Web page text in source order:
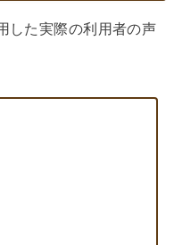
した実際の利用者の声